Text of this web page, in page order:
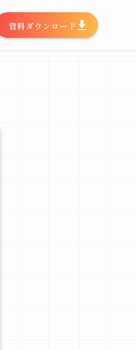
資料ダウンロード